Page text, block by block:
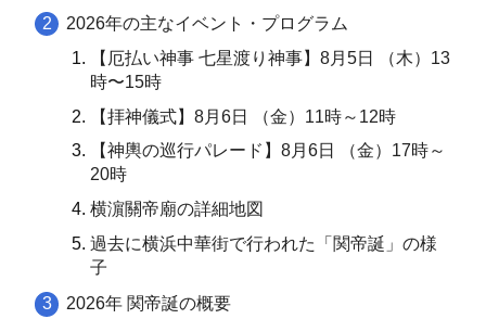
2026年の主なイベント・プログラム
【厄払い神事 七星渡り神事】8月5日 （木）13
時〜15時
【拝神儀式】8月6日 （金）11時～12時
【神輿の巡行パレード】8月6日 （金）17時～
20時
横濵關帝廟の詳細地図
過去に横浜中華街で行われた「関帝誕」の様
子
2026年 関帝誕の概要